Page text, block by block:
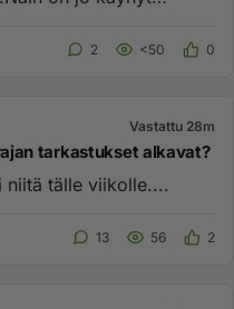
2 <50 0
Vastattu 28m
tarkastukset alkavat?
niitä tälle viikolle....
13 56 2